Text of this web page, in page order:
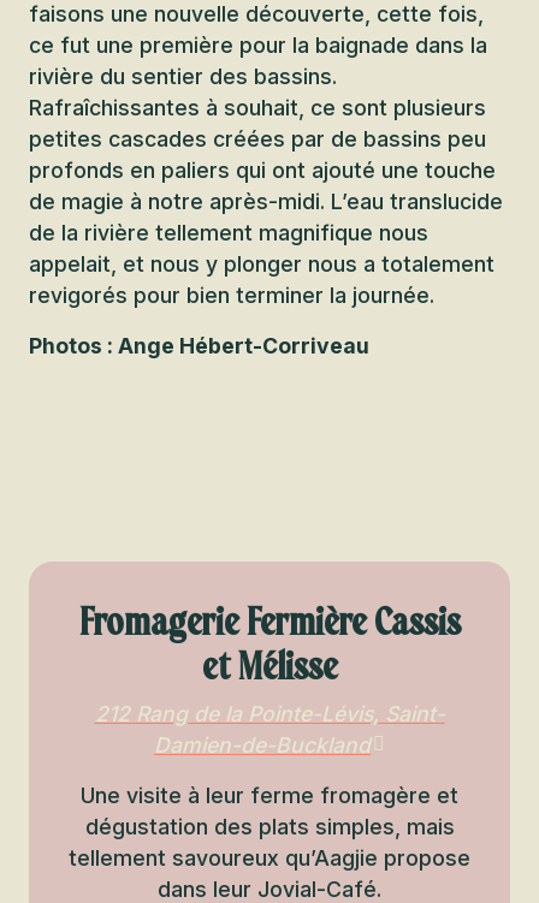
faisons une nouvelle découverte, cette fois,
ce fut une première pour la baignade dans la
rivière du sentier des bassins.
Rafraîchissantes à souhait, ce sont plusieurs
petites cascades créées par de bassins peu
profonds en paliers qui ont ajouté une touche
de magie à notre après-midi. L’eau translucide
de la rivière tellement magnifique nous
appelait, et nous y plonger nous a totalement
revigorés pour bien terminer la journée.
Photos : Ange Hébert-Corriveau
Fromagerie Fermière Cassis
et Mélisse
212 Rang de la Pointe-Lévis, Saint-
Damien-de-Buckland
Une visite à leur ferme fromagère et
dégustation des plats simples, mais
tellement savoureux qu’Aagjie propose
dans leur Jovial-Café.